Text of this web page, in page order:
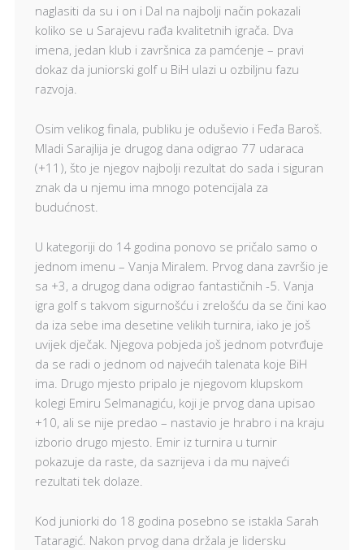
naglasiti da su i on i Dal na najbolji način pokazali
koliko se u Sarajevu rađa kvalitetnih igrača. Dva
imena, jedan klub i završnica za pamćenje – pravi
dokaz da juniorski golf u BiH ulazi u ozbiljnu fazu
razvoja.
Osim velikog finala, publiku je oduševio i Feđa Baroš.
Mladi Sarajlija je drugog dana odigrao 77 udaraca
(+11), što je njegov najbolji rezultat do sada i siguran
znak da u njemu ima mnogo potencijala za
budućnost.
U kategoriji do 14 godina ponovo se pričalo samo o
jednom imenu – Vanja Miralem. Prvog dana završio je
sa +3, a drugog dana odigrao fantastičnih -5. Vanja
igra golf s takvom sigurnošću i zrelošću da se čini kao
da iza sebe ima desetine velikih turnira, iako je još
uvijek dječak. Njegova pobjeda još jednom potvrđuje
da se radi o jednom od najvećih talenata koje BiH
ima. Drugo mjesto pripalo je njegovom klupskom
kolegi Emiru Selmanagiću, koji je prvog dana upisao
+10, ali se nije predao – nastavio je hrabro i na kraju
izborio drugo mjesto. Emir iz turnira u turnir
pokazuje da raste, da sazrijeva i da mu najveći
rezultati tek dolaze.
Kod juniorki do 18 godina posebno se istakla Sarah
Tataragić. Nakon prvog dana držala je lidersku